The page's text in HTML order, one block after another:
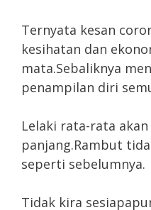
Ternyata kesan
kesihatan dan
mata.Sebaliknya
penampilan diri
Lelaki rata-rata
panjang.Rambut
seperti sebelumnya.
Tidak kira